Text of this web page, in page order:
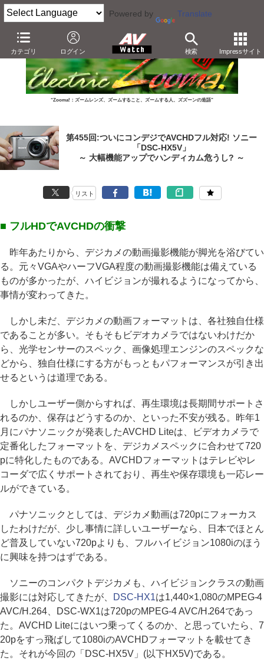
Powered by Translate
カテゴリ ログイン 検索 Impressサイト
“Zooma!：ズームレンズ、ズームすること、ズームする人、ズズーンの造語”
第455回:ついにコンデジでAVCHDフル対応! ソニー
「DSC-HX5V」
～ 大幅機能アップでハンディカム危うし? ～
リスト
■ フルHDでAVCHDの衝撃
昨年あたりから、デジカメの動画撮影機能が脚光を浴びてい
る。元々VGAやハーフVGA程度の動画撮影機能は備えている
ものが多かったが、ハイビジョンが撮れるようになってから、
事情が変わってきた。
しかし未だ、デジカメの動画フォーマットは、各社独自仕様
であることが多い。そもそもビデオカメラではないわけだか
ら、光学センサーのスペック、画像処理エンジンのスペックな
どから、独自仕様にする方がもっともパフォーマンスが引き出
せるというは道理である。
しかしユーザー側からすれば、再生環境は長期間サポートさ
れるのか、保存はどうするのか、といった不安が残る。昨年1
月にパナソニックが発表したAVCHD Liteは、ビデオカメラで
定番化したフォーマットを、デジカメスペックに合わせて720
pに特化したものである。AVCHDフォーマットはテレビやレ
コーダで広くサポートされており、再生や保存環境も一応レー
ルができている。
パナソニックとしては、デジカメ動画は720pにフォーカス
したわけだが、少し事情に詳しいユーザーなら、日本でほとん
ど普及していない720pよりも、フルハイビジョン1080iのほう
に興味を持つはずである。
ソニーのコンパクトデジカメも、ハイビジョンクラスの動画
撮影には対応してきたが、
DSC-HX1は1,440×1,080のMPEG-4
AVC/H.264、DSC-WX1は720pのMPEG-4 AVC/H.264であっ
た。AVCHD Liteにはいつ乗ってくるのか、と思っていたら、7
20pをすっ飛ばして1080iのAVCHDフォーマットを載せてき
た。それが今回の「DSC-HX5V」(以下HX5V)である。